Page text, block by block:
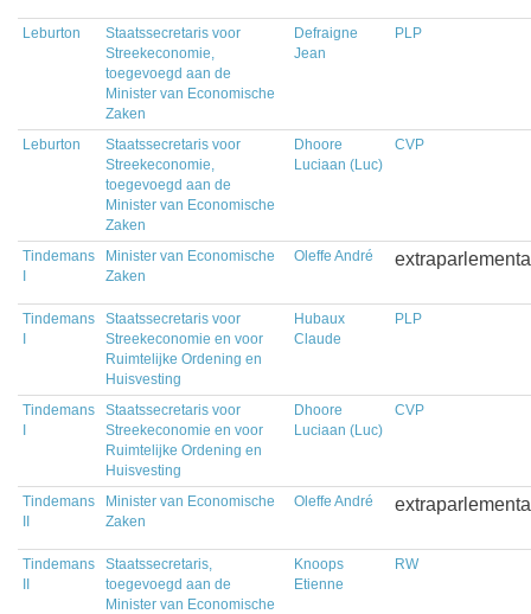
Leburton
Staatssecretaris voor
Streekeconomie,
toegevoegd aan de
Minister van Economische
Zaken
Defraigne
Jean
PLP
Leburton
Staatssecretaris voor
Streekeconomie,
toegevoegd aan de
Minister van Economische
Zaken
Dhoore
Luciaan (Luc)
CVP
Tindemans
Minister van Economische
Zaken
Oleffe André
Tindemans
Staatssecretaris voor
Streekeconomie en voor
Ruimtelijke Ordening en
Huisvesting
Hubaux
Claude
PLP
Tindemans
Staatssecretaris voor
Streekeconomie en voor
Ruimtelijke Ordening en
Huisvesting
Dhoore
Luciaan (Luc)
CVP
Tindemans
Minister van Economische
Zaken
Oleffe André
Tindemans
Staatssecretaris,
toegevoegd aan de
Minister van Economische
Knoops
Etienne
RW